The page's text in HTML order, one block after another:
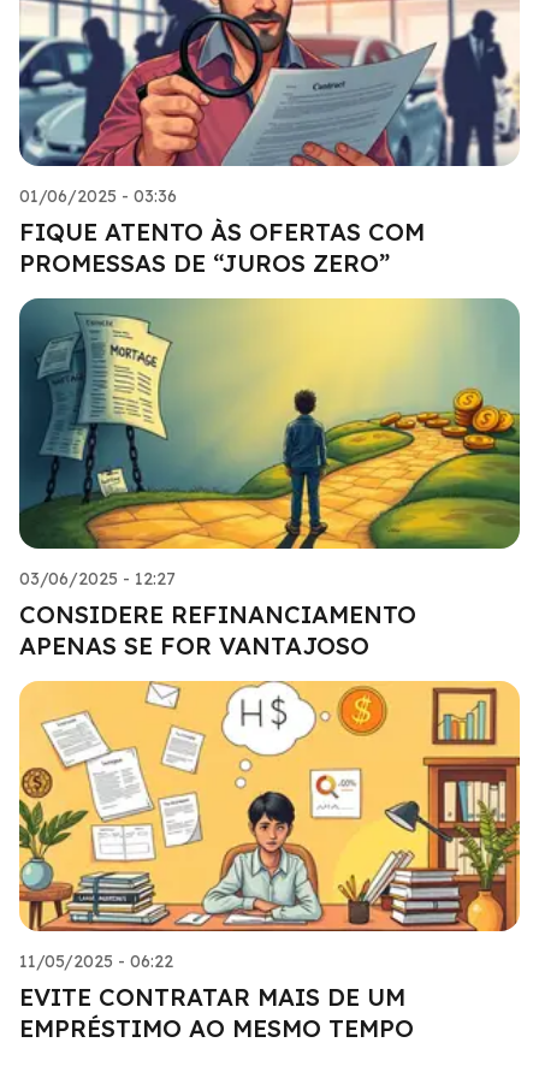
01/06/2025 - 03:36
FIQUE ATENTO ÀS OFERTAS COM
PROMESSAS DE “JUROS ZERO”
03/06/2025 - 12:27
CONSIDERE REFINANCIAMENTO
APENAS SE FOR VANTAJOSO
11/05/2025 - 06:22
EVITE CONTRATAR MAIS DE UM
EMPRÉSTIMO AO MESMO TEMPO